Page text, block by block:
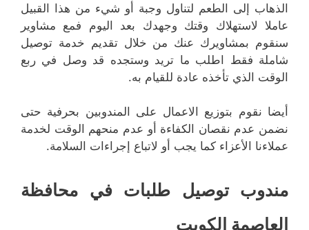
الذهاب إلى الطعم لتناول وجبة أو شيء من هذا القبيل
عاملا لاستهلاك وقتك وجهدك بعد اليوم فمع مشاوير
سنقوم بمشاويرك عنك من خلال تقديم خدمة توصيل
شاملة فقط اطلب ما تريد وستجده قد وصل في ربع
الوقت الذي تأخذه عادة للقيام به.
أيضا نقوم بتوزيع الاعمال على المندوبين بحرفية حتى
نضمن عدم نقصان الكفاءة أو عدم منحهم الوقت لخدمة
عملاءنا الأعزاء كما يجب أو لاتباع إجراءات السلامة.
مندوب توصيل طلبات في محافظة
العاصمة الكويت